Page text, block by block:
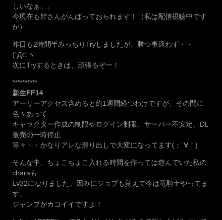
しいなぁ。。
今現在も皆さんがんばっておられます！（私は配信視聴中です
が）
昨日も2時間半みっちりTryしましたが、勝つ事適わず・・
(´Д⊂ヽ
次にTryするときは、頑張るぞー！
**********
新生FF14
アーリーアクセス含めると約1週間経つわけですが、その間に
色々あって
キャラクター作成の制限やログイン制限、サーバー不安定、DL
販売の一時停止
等々・・かなりアレな滑り出しで大変になってます(；´∀｀)
そんな中、ちょこちょこ入れる時間を作っては遊んでいた私の
charaも
Lv32になりました。因みにジョブも覚えて今は竜騎士やってま
す。
ジャンプがカコイイですよ！